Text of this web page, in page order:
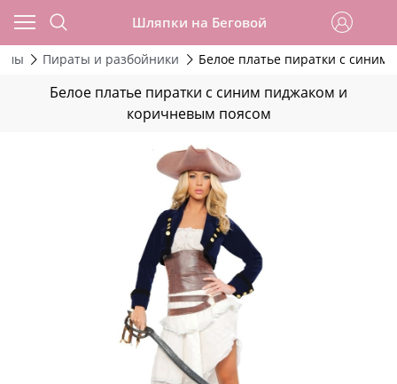
Шляпки на Беговой
Пираты и разбойники Белое платье пиратки с
Белое платье пиратки с синим пиджаком и
коричневым поясом